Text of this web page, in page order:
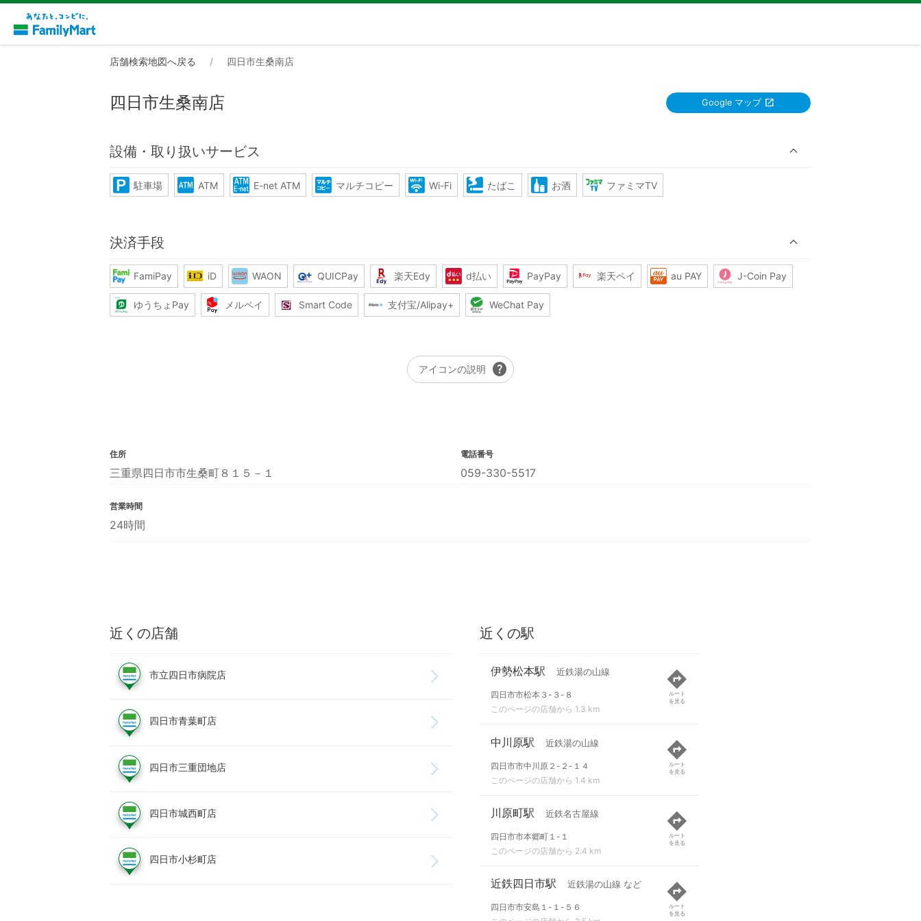
店舗検索地図へ戻る 四日市生桑南店
四日市生桑南店 Google マップ
設備・取り扱いサービス
駐車場 ATM E-net ATM マルチコピー Wi-Fi たばこ お酒 ファミマTV
決済手段
FamiPay iD WAON QUICPay 楽天Edy d払い PayPay 楽天ペイ au PAY J-Coin Pay
ゆうちょPay メルペイ Smart Code 支付宝/Alipay+ WeChat Pay
アイコンの説明 help
住所
三重県四日市市生桑町８１５－１
電話番号
059-330-5517
営業時間
24時間
近くの店舗
市立四日市病院店
四日市青葉町店
四日市三重団地店
四日市城西町店
四日市小杉町店
近くの駅
伊勢松本駅 近鉄湯の山線
四日市市松本３-３-８
このページの店舗から 1.3 km
ルート
を見る
中川原駅 近鉄湯の山線
四日市市中川原２-２-１４
このページの店舗から 1.4 km
ルート
を見る
川原町駅 近鉄名古屋線
四日市市本郷町１-１
このページの店舗から 2.4 km
ルート
を見る
近鉄四日市駅 近鉄湯の山線 など
四日市市安島１-１-５６
ルート
を見る